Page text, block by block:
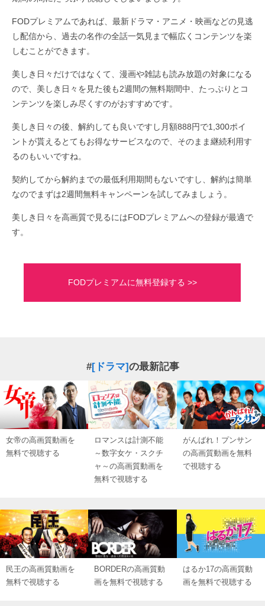
FODプレミアムであれば、最新ドラマ・アニメ・映画などの見逃
し配信から、過去の名作の全話一気見まで幅広くコンテンツを楽
しむことができます。
美しき日々だけではなくて、漫画や雑誌も読み放題の対象になる
ので、美しき日々を見た後も2週間の無料期間中、たっぷりとコ
ンテンツを楽しみ尽くすのがおすすめです。
美しき日々の後、解約しても良いですし月額888円で1,300ポイ
ントが貰えるとてもお得なサービスなので、そのまま継続利用す
るのもいいですね。
契約してから解約までの最低利用期間もないですし、解約は簡単
なのでまずは2週間無料キャンペーンを試してみましょう。
美しき日々を高画質で見るにはFODプレミアムへの登録が最適で
す。
FODプレミアムに無料登録する >>
#[ドラマ]の最新記事
女帝の高画質動画を
無料で視聴する
ロマンスは計測不能
～数字女ケ・スクチ
ャ～の高画質動画を
無料で視聴する
がんばれ！プンサン
の高画質動画を無料
で視聴する
民王の高画質動画を
無料で視聴する
BORDERの高画質動
画を無料で視聴する
はるか17の高画質動
画を無料で視聴する